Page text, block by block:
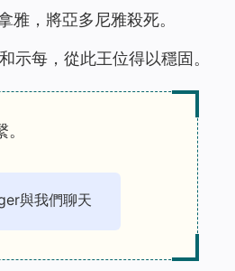
，將亞多尼雅殺死。
示每，從此王位得以穩固。
與我們聊天